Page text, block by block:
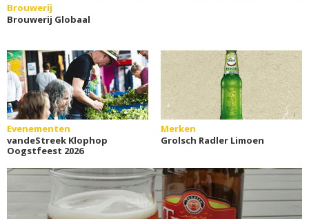
Brouwerij
Brouwerij Globaal
Evenementen
vandeStreek Klophop
Oogstfeest 2026
Merken
Grolsch Radler Limoen